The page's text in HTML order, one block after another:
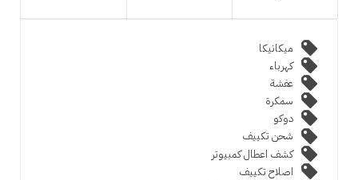
ميكانيكا
كهرباء
عفشة
سمكرة
دوكو
شحن تكييف
كشف اعطال كمبيوتر
اصلاح تكييف